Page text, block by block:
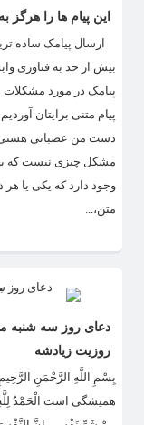
این پیام ها را
ارسال پیامک ساده
بیش از حد به فناوری
دست من عصبانی
مشکل چیزی نیست که
وجود دارد که یکی یا
متن،...
دعای روز سه شنبه
روزیت زیادشه
بِسْمِ اللَّهِ الرَّحْمَنِ
همیشگى است‌ الْحَمْدُ لِلَّهِ